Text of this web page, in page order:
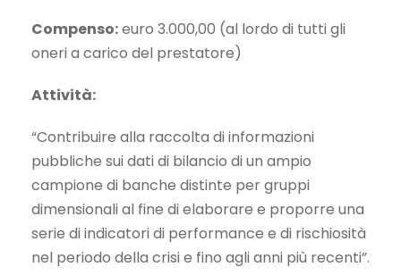
Compenso:euro 3.000,00 (al lordo di tutti gli
oneri a carico del prestatore)
Attività:
“Contribuire alla raccolta di informazioni
pubbliche sui dati di bilancio di un ampio
campione di banche distinte per gruppi
dimensionali al fine di elaborare e proporre una
serie di indicatori di performance e di rischiosità
nel periodo della crisi e fino agli anni più recenti”.